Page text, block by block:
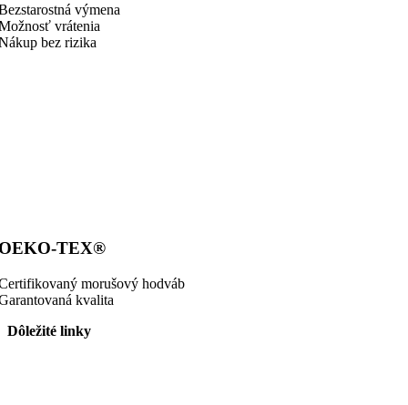
výmena
vrátenia
bez rizika
TEX®
morušový hodváb
kvalita
Dôležité linky